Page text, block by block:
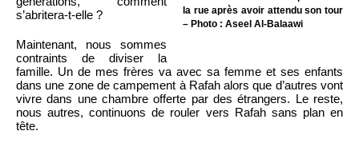
la rue après avoir attendu son tour
– Photo : Aseel Al-Balaawi
s’abritera-t-elle ?
Maintenant, nous sommes
contraints de diviser la
famille. Un de mes frères va avec sa femme et ses enfants
dans une zone de campement à Rafah alors que d’autres vont
vivre dans une chambre offerte par des étrangers. Le reste,
nous autres, continuons de rouler vers Rafah sans plan en
tête.